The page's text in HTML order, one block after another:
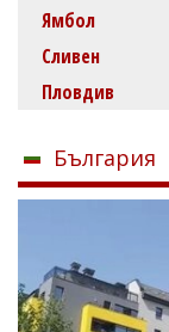
Ямбол
Сливен
Пловдив
България